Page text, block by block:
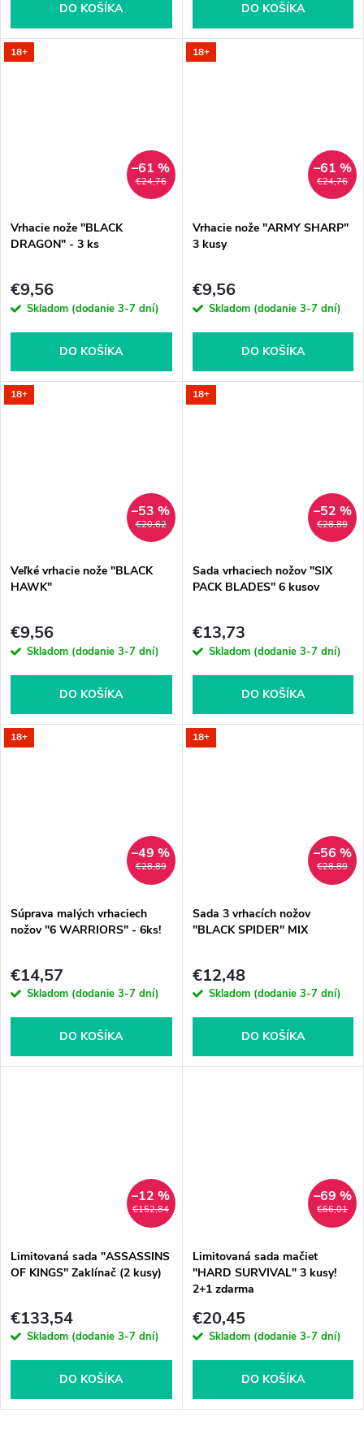
DO KOŠÍKA DO KOŠÍKA
18+
€24,76
–61 %
Vrhacie nože "BLACK
DRAGON" - 3 ks
€9,56
Skladom (dodanie 3-7 dní)
DO KOŠÍKA
18+
€24,76
–61 %
Vrhacie nože "ARMY SHARP"
3 kusy
€9,56
Skladom (dodanie 3-7 dní)
DO KOŠÍKA
18+
€20,62
–53 %
Veľké vrhacie nože "BLACK
HAWK"
€9,56
Skladom (dodanie 3-7 dní)
DO KOŠÍKA
18+
€28,89
–52 %
Sada vrhaciech nožov "SIX
PACK BLADES" 6 kusov
€13,73
Skladom (dodanie 3-7 dní)
DO KOŠÍKA
18+
€28,89
–49 %
Súprava malých vrhaciech
nožov "6 WARRIORS" - 6ks!
€14,57
Skladom (dodanie 3-7 dní)
DO KOŠÍKA
18+
€28,89
–56 %
Sada 3 vrhacích nožov
"BLACK SPIDER" MIX
€12,48
Skladom (dodanie 3-7 dní)
DO KOŠÍKA
€152,84
–12 %
Limitovaná sada "ASSASSINS
OF KINGS" Zaklínač (2 kusy)
€133,54
Skladom (dodanie 3-7 dní)
DO KOŠÍKA
€66,01
–69 %
Limitovaná sada mačiet
"HARD SURVIVAL" 3 kusy!
2+1 zdarma
€20,45
Skladom (dodanie 3-7 dní)
DO KOŠÍKA